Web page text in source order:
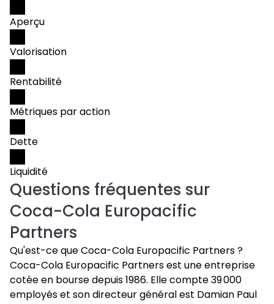
Aperçu
Valorisation
Rentabilité
Métriques par action
Dette
Liquidité
Questions fréquentes sur
Coca-Cola Europacific
Partners
Qu'est-ce que Coca-Cola Europacific Partners ?
Coca-Cola Europacific Partners est une entreprise
cotée en bourse depuis 1986. Elle compte 39 000
employés et son directeur général est Damian Paul